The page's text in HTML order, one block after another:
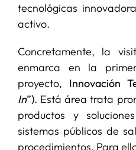
tecnológicas
activo.
Concretamente, la
enmarca en la
proyecto, Innovación
In”). Está área trata
productos y
sistemas públicos de
procedimientos. Para